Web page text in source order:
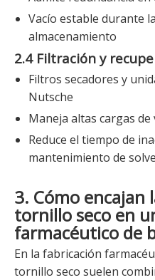
Vacío estable durante
almacenamiento
2.4 Filtración y
Filtros secadores y
Nutsche
Maneja altas cargas
Reduce el tiempo de
mantenimiento de
3. Cómo encajan
tornillo seco en
farmacéutico de
En la fabricación
tornillo seco suelen